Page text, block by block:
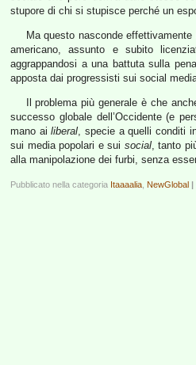
stupore di chi si stupisce perché un
Ma questo nasconde
americano, assunto e subito
aggrappandosi a una battuta sulla
apposta dai progressisti sui social
Il problema più generale è che
successo globale dell’Occidente (e
mano ailiberal, specie a quelli conditi
sui media popolari e sui social, tanto
alla manipolazione dei furbi, senza
Pubblicato nella categoria Itaaaalia NewGlobal |